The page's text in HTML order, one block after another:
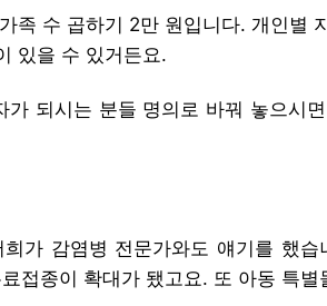
족 수 곱하기 2만 원입니다. 개인별
있을 수 있거든요.
되시는 분들 명의로 바꿔 놓으시
가 감염병 전문가와도 얘기를 했습
접종이 확대가 됐고요. 또 아동 특별